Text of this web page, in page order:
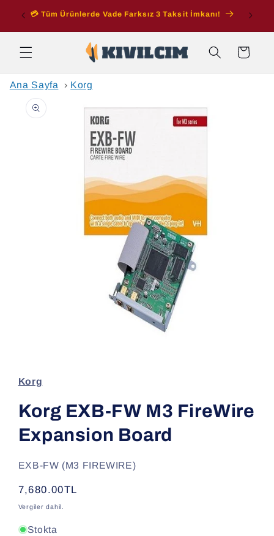
İçeriğe
atla
💳 Tüm Ürünlerde Vade Farksız 3 Taksit İmkanı!
Sepet
Ana Sayfa › Korg
Ürün
bilgisine
atla
oynatın
Korg
Korg EXB-FW M3 FireWire
Expansion Board
SKU:
EXB-FW (M3 FIREWIRE)
Normal
fiyat
7,680.00TL
Vergiler dahil.
Stokta